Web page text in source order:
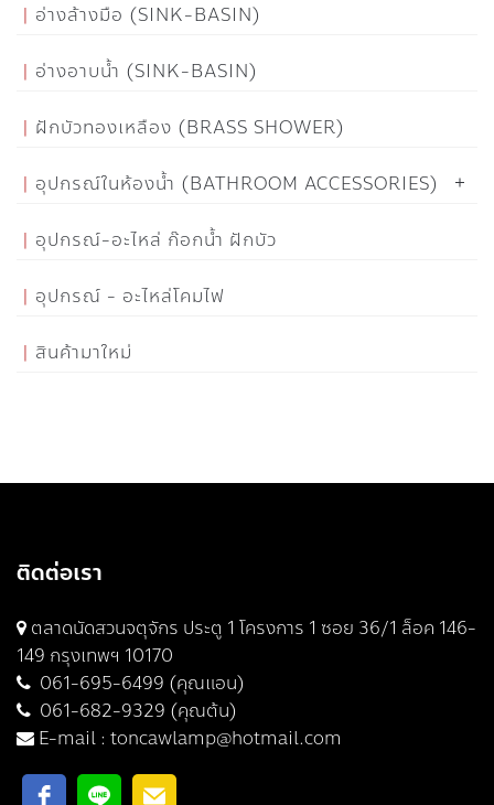
อ่างล้างมือ (SINK-BASIN)
อ่างอาบน้ำ (SINK-BASIN)
ฝักบัวทองเหลือง (BRASS SHOWER)
อุปกรณ์ในห้องน้ำ (BATHROOM ACCESSORIES)
อุปกรณ์-อะไหล่ ก๊อกน้ำ ฝักบัว
อุปกรณ์ - อะไหล่โคมไฟ
สินค้ามาใหม่
ติดต่อเรา
ตลาดนัดสวนจตุจักร ประตู 1 โครงการ 1 ซอย 36/1 ล็อค 146-
149 กรุงเทพฯ 10170
061-695-6499 (คุณแอน)
061-682-9329 (คุณต้น)
E-mail : toncawlamp@hotmail.com